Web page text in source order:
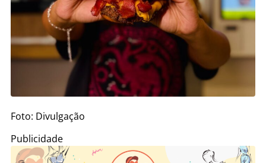
Foto: Divulgação
Publicidade